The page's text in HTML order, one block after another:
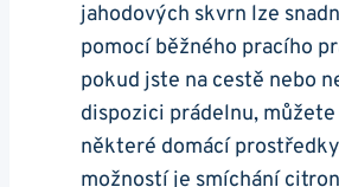
jahodových skvrn ⁢lze
pomocí běžného pracího
pokud jste na cestě nebo​
dispozici prádelnu,‍
některé domácí
‌možností je ​smíchání